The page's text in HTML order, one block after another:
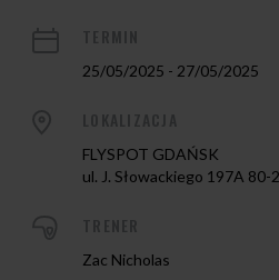
25/05/2025 - 27/05/2025
FLYSPOT GDAŃSK
ul. J. Słowackiego 197A 80-
Zac Nicholas